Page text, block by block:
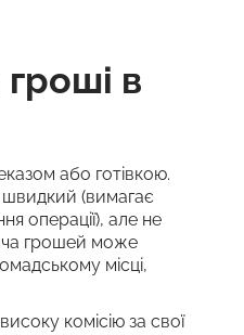
в
або готівкою.
швидкий (вимагає
операції), але не
грошей може
місці,
комісію за свої